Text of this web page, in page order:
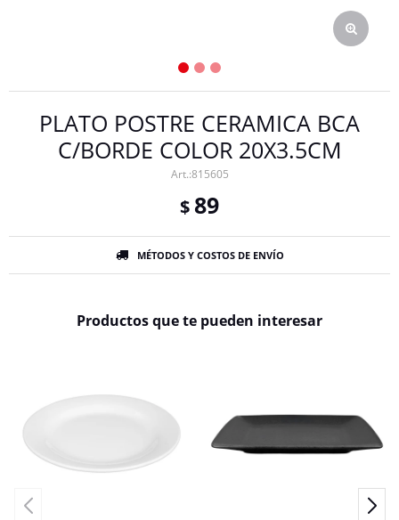
PLATO POSTRE CERAMICA BCA
C/BORDE COLOR 20X3.5CM
815605
$ 89
MÉTODOS Y COSTOS DE ENVÍO
Productos que te pueden interesar